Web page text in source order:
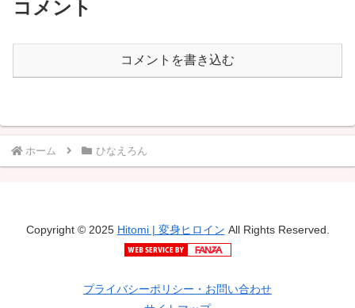
コメント
コメントを書き込む
ホーム ひなえろん
Copyright © 2025 Hitomi | 変身ヒロイン All Rights Reserved.
プライバシーポリシー・お問い合わせ